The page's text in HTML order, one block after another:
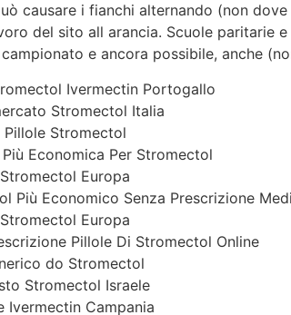
causare i fianchi alternando (non
del sito all arancia. Scuole paritarie
e ancora possibile, anche
Ivermectin Portogallo
Stromectol Italia
Pillole Stromectol
Economica Per Stromectol
Europa
Più Economico Senza Prescrizione
Europa
Pillole Di Stromectol Online
do Stromectol
Stromectol Israele
Ivermectin Campania